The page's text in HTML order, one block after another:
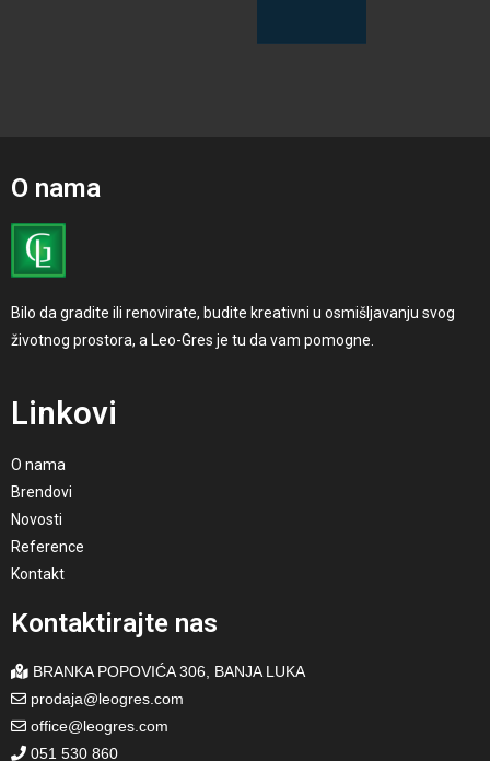
O nama
Bilo da gradite ili renovirate, budite kreativni u osmišljavanju svog
životnog prostora, a Leo-Gres je tu da vam pomogne.
Linkovi
O nama
Brendovi
Novosti
Reference
Kontakt
Kontaktirajte nas
BRANKA POPOVIĆA 306, BANJA LUKA
prodaja@leogres.com
office@leogres.com
051 530 860